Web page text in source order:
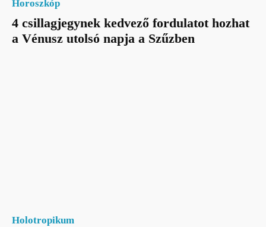
Horoszkóp
4 csillagjegynek kedvező fordulatot hozhat
a Vénusz utolsó napja a Szűzben
Holotropikum